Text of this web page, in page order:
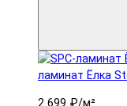
ламинат Ëлка
2 699 ₽/м²